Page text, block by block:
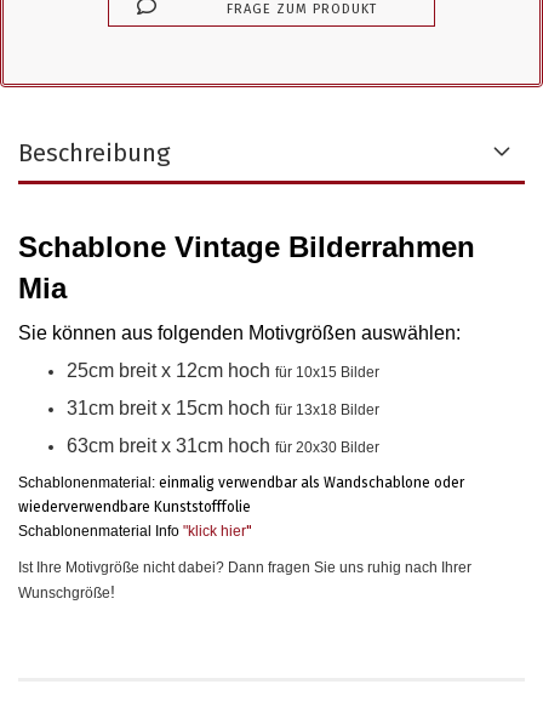
FRAGE ZUM PRODUKT
Beschreibung
Schablone Vintage Bilderrahmen
Mia
Sie können aus folgenden Motivgrößen auswählen:
25cm breit x 12cm hoch für 10x15 Bilder
31cm breit x 15cm hoch für 13x18 Bilder
63cm breit x 31cm hoch für 20x30 Bilder
Schablonenmaterial: einmalig verwendbar als Wandschablone oder
wiederverwendbare Kunststofffolie
Schablonenmaterial Info "klick hier"
Ist Ihre Motivgröße nicht dabei? Dann fragen Sie uns ruhig nach Ihrer
Wunschgröße!